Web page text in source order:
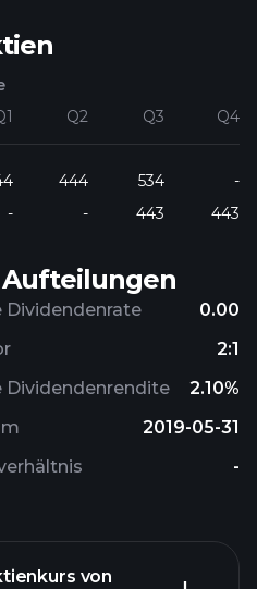
Q2 Q3 Q4
444 534
-
- - 443 443
Dividendenrate 0.00
Dividendenrendite 2.10%
-
2:1
2019-05-31
von